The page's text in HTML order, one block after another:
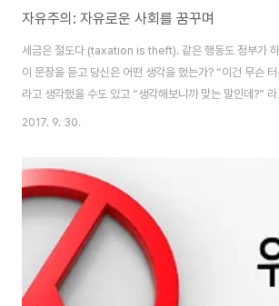
자유주의: 자유로운 사회를 꿈꾸며
세금은 절도다 (taxation is theft). 같은 행동도 정부가
이 문장을 듣고 당신은 어떤 생각을 했는가? “이건 무슨
라고 생각했을 수도 있고 “생각해보니까 맞는 말인데?”
다. 사실 이 문장은 미국 자유당 및 자유주의자들이 애용하
자유주의란 무엇인가?자유(liberty)는 민주주의
치 얘기를 하면 꼭 나오는 단골 용어다. 그렇다면 우리가 심
진짜 뜻은 무엇일까? 학자 그리고 학문에 따라 다르게 정
2017. 9. 30.